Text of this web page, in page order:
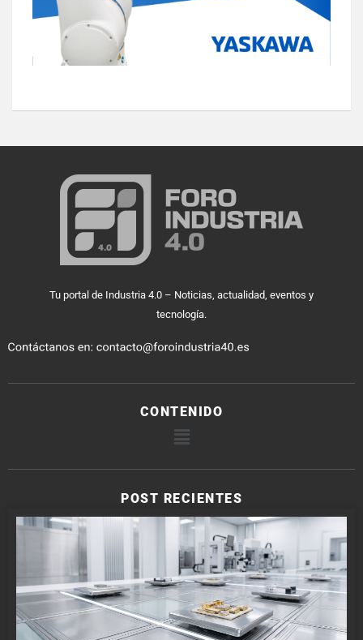
Tu portal de Industria 4.0 – Noticias, actualidad, eventos y
tecnología.
CONTENIDO
POST RECIENTES